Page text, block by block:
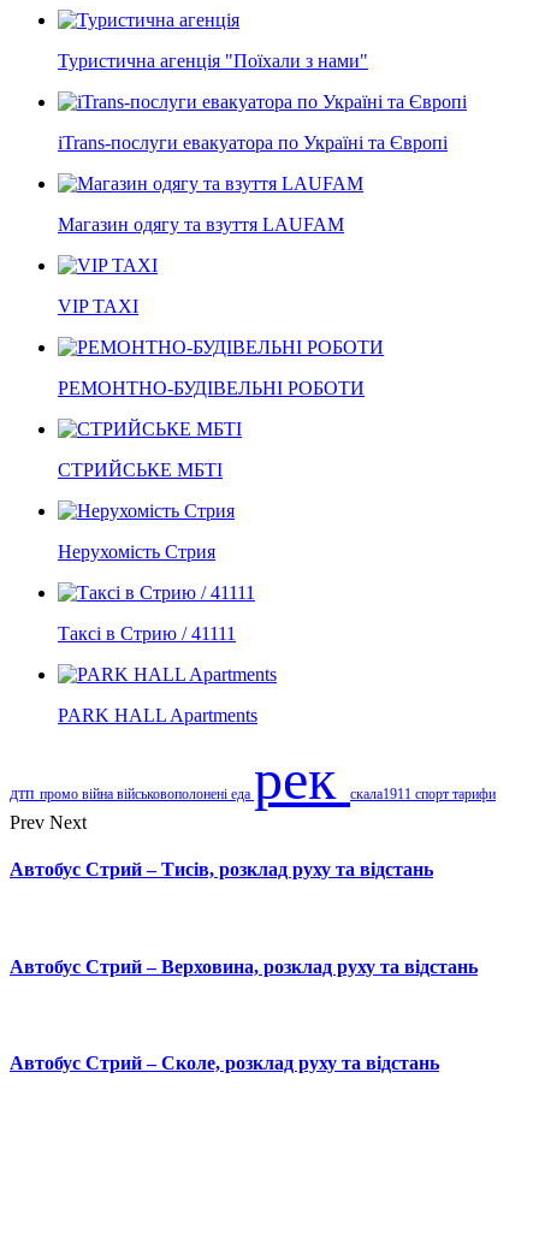
Туристична агенція "Поїхали з нами"
iTrans-послуги евакуатора по Україні та Європі
Магазин одягу та взуття LAUFAM
VIP TAXI
РЕМОНТНО-БУДІВЕЛЬНІ РОБОТИ
СТРИЙСЬКЕ МБТІ
Нерухомість Стрия
Таксі в Стрию / 41111
PARK HALL Apartments
дтп промо війна військовополонені еда рек скала1911 спорт тарифи
Prev Next
Автобус Стрий – Тисів, розклад руху та відстань
Автобус Стрий – Верховина, розклад руху та відстань
Автобус Стрий – Сколе, розклад руху та відстань